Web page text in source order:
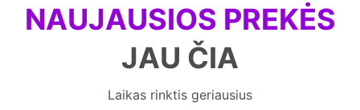
NAUJAUSIOS PREKĖS
JAU ČIA
Laikas rinktis geriausius